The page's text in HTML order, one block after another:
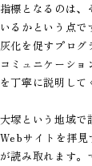
標となるのは
るかという点
化を促すプログ
ミュニケーショ
丁寧に説明し
塚という地域で
サイトを拝
読み取れます。